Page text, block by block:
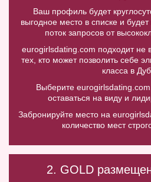
Ваш профиль будет
выгодное место в списке и
поток запросов от
eurogirlsdating.com подходит не
тех, кто может позволить себе
класса в
Выберите
оставаться на виду и
Забронируйте место на
количество мест
2. GOLD